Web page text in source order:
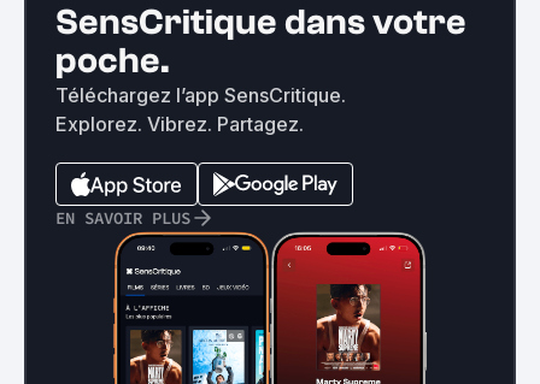
SensCritique dans votre
poche.
Téléchargez l’app SensCritique.
Explorez. Vibrez. Partagez.
EN SAVOIR PLUS